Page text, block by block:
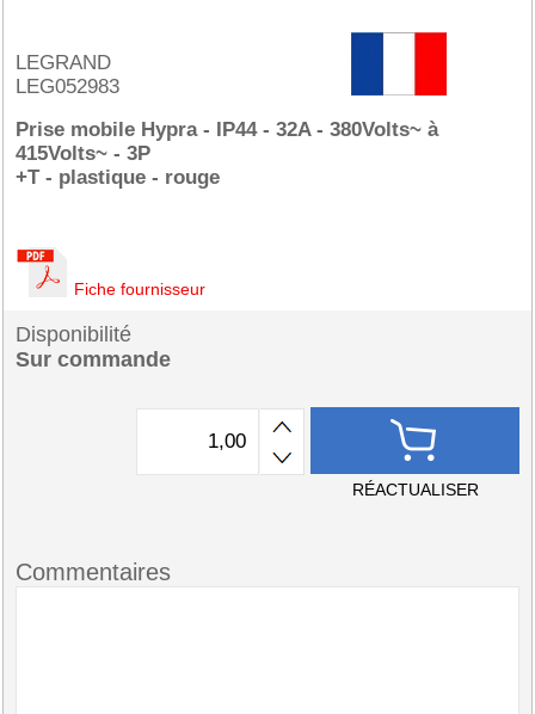
LEGRAND
LEG052983
Prise mobile Hypra - IP44 - 32A - 380Volts~ à
415Volts~ - 3P
+T - plastique - rouge
Fiche fournisseur
Disponibilité
Sur commande
RÉACTUALISER
Commentaires